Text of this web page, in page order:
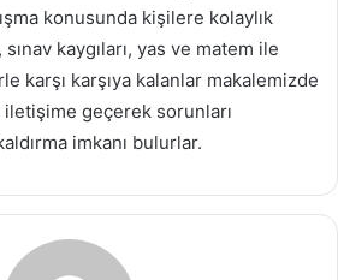
konusunda kişilere kolaylık
kaygıları, yas ve matem ile
karşı karşıya kalanlar makalemizde
geçerek sorunları
imkanı bulurlar.